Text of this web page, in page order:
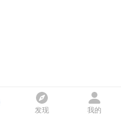
发现 我的